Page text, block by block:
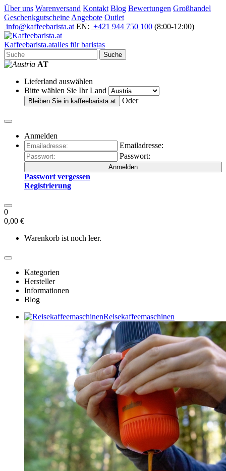
Über uns Warenversand Kontakt Blog Bewertungen Großhandel
Geschenkgutscheine Angebote Outlet
info@kaffeebarista.at EN: +421 944 750 100 (8:00-12:00)
Kaffeebarista.atalles für baristas
Suche
AT
Lieferland auswählen
Bitte wählen Sie Ihr Land
Bleiben Sie in kaffeebarista.at Oder
Anmelden
Emailadresse:
Passwort:
Anmelden
Passwort vergessen
Registrierung
0
0,00 €
Warenkorb ist noch leer.
Kategorien
Hersteller
Informationen
Blog
Reisekaffeemaschinen